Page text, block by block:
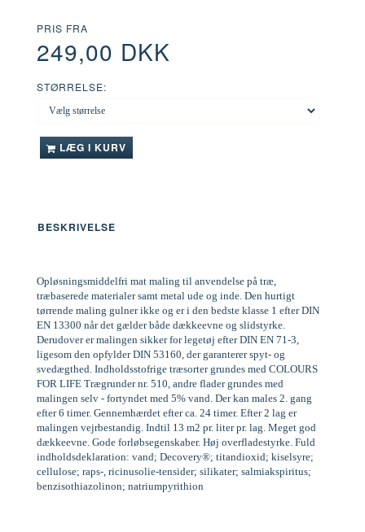
PRIS FRA
249,00 DKK
STØRRELSE:
LÆG I KURV
BESKRIVELSE
Opløsningsmiddelfri mat maling til anvendelse på træ,
træbaserede materialer samt metal ude og inde. Den hurtigt
tørrende maling gulner ikke og er i den bedste klasse 1 efter DIN
EN 13300 når det gælder både dækkeevne og slidstyrke.
Derudover er malingen sikker for legetøj efter DIN EN 71-3,
ligesom den opfylder DIN 53160, der garanterer spyt- og
svedægthed. Indholdsstofrige træsorter grundes med COLOURS
FOR LIFE Trægrunder nr. 510, andre flader grundes med
malingen selv - fortyndet med 5% vand. Der kan males 2. gang
efter 6 timer. Gennemhærdet efter ca. 24 timer. Efter 2 lag er
malingen vejrbestandig. Indtil 13 m2 pr. liter pr. lag. Meget god
dækkeevne. Gode forløbsegenskaber. Høj overfladestyrke. Fuld
indholdsdeklaration: vand; Decovery®; titandioxid; kiselsyre;
cellulose; raps-, ricinusolie-tensider; silikater; salmiakspiritus;
benzisothiazolinon; natriumpyrithion